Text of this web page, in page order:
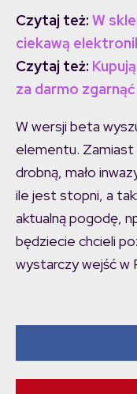
Czytaj też: W
ciekawą
Czytaj też:
za darmo
W wersji beta
elementu.
drobną, mało
ile jest stopni, a
aktualną pogodę,
będziecie chcieli
wystarczy wejść w